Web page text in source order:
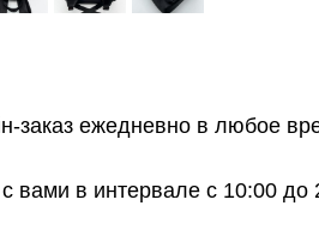
заказ ежедневно в любое
в интервале с 10:00 до